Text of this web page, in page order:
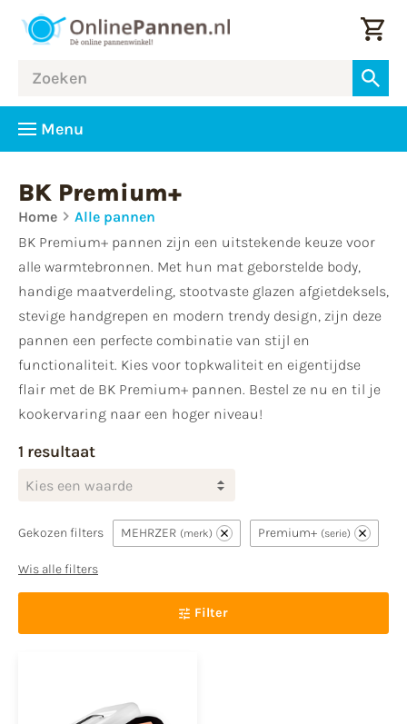
Menu
BK Premium+
Home
Alle pannen
BK Premium+ pannen zijn een uitstekende keuze voor
alle warmtebronnen. Met hun mat geborstelde body,
handige maatverdeling, stootvaste glazen afgietdeksels,
stevige handgrepen en modern trendy design, zijn deze
pannen een perfecte combinatie van stijl en
functionaliteit. Kies voor topkwaliteit en eigentijdse
flair met de BK Premium+ pannen. Bestel ze nu en til je
kookervaring naar een hoger niveau!
1 resultaat
Kies een waarde
Gekozen filters MEHRZER merk Premium+ serie
Wis alle filters
Filter